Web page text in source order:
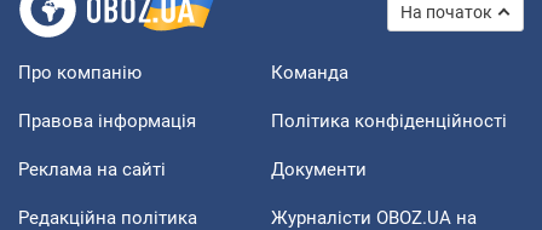
На початок
Про компанію Команда
Правова інформація Політика конфіденційності
Реклама на сайті Документи
Редакційна політика
Журналісти OBOZ.UA на